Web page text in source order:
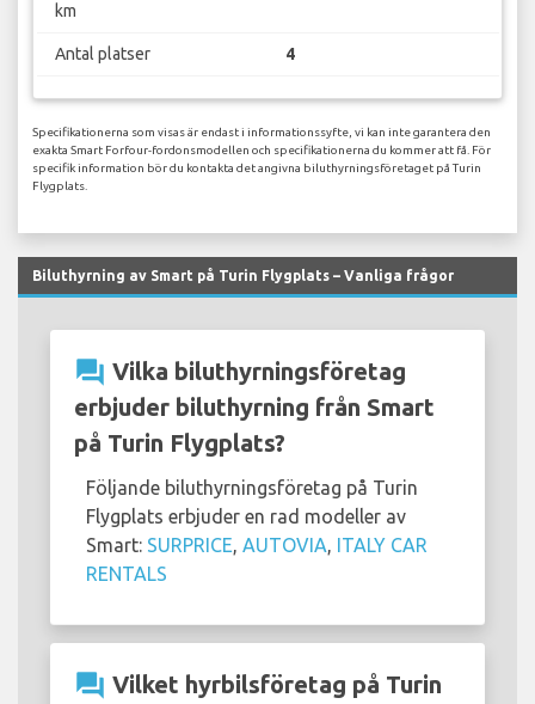
km
Antal platser 4
Specifikationerna som visas är endast i informationssyfte, vi kan inte garantera den
exakta Smart Forfour-fordonsmodellen och specifikationerna du kommer att få. För
specifik information bör du kontakta det angivna biluthyrningsföretaget på Turin
Flygplats.
Biluthyrning av Smart på Turin Flygplats – Vanliga frågor
question_answer Vilka biluthyrningsföretag
erbjuder biluthyrning från Smart
på Turin Flygplats?
Följande biluthyrningsföretag på Turin
Flygplats erbjuder en rad modeller av
Smart: SURPRICE AUTOVIA ITALY CAR
RENTALS
question_answer Vilket hyrbilsföretag på Turin